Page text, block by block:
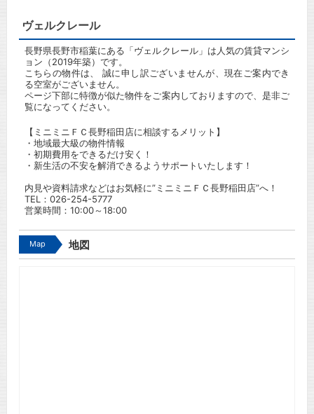
ヴェルクレール
長野県長野市稲葉にある「ヴェルクレール」は人気の賃貸マンシ
ョン（2019年築）です。
こちらの物件は、 誠に申し訳ございませんが、現在ご案内でき
る空室がございません。
ページ下部に特徴が似た物件をご案内しておりますので、是非ご
覧になってください。
【ミニミニＦＣ長野稲田店に相談するメリット】
・地域最大級の物件情報
・初期費用をできるだけ安く！
・新生活の不安を解消できるようサポートいたします！
内見や資料請求などはお気軽に”ミニミニＦＣ長野稲田店”へ！
TEL： 026-254-5777
営業時間：10:00～18:00
Map 地図